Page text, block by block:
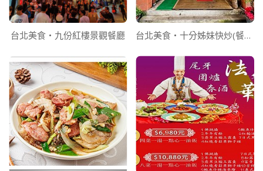
台北美食‧九份紅樓景觀餐廳 台北美食‧十分姊妹快炒(餐廳)